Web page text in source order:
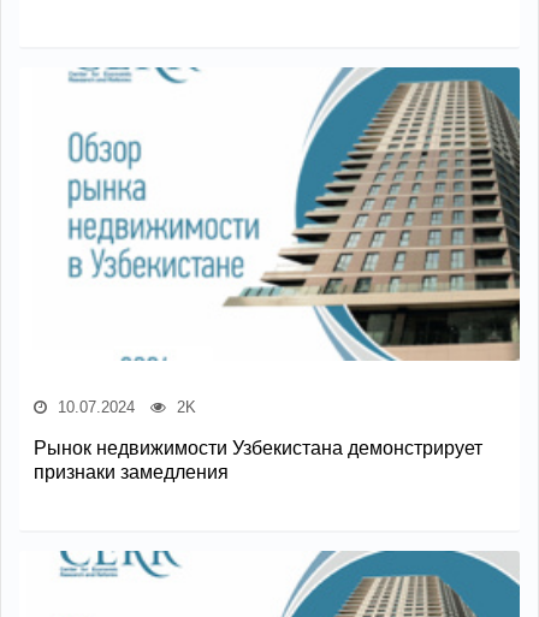
10.07.2024 2K
Рынок недвижимости Узбекистана демонстрирует
признаки замедления